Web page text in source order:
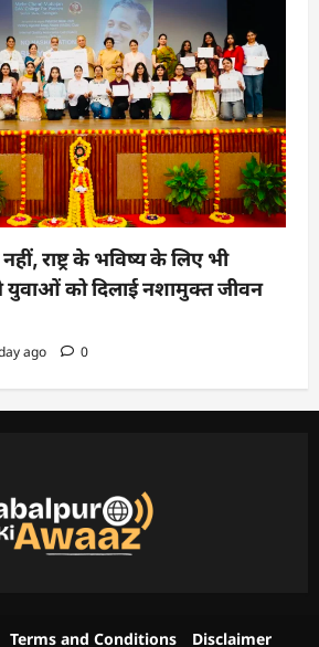
राष्ट्र के भविष्य के लिए भी
युवाओं को दिलाई नशामुक्त जीवन
ago 0
Terms and Conditions Disclaimer